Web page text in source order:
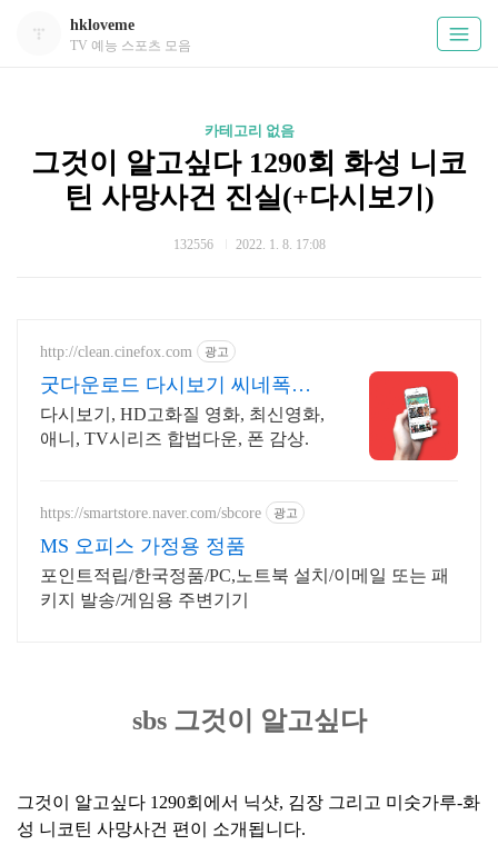
hkloveme
TV 예능 스포츠 모음
카테고리 없음
그것이 알고싶다 1290회 화성 니코
틴 사망사건 진실(+다시보기)
132556 2022. 1. 8. 17:08
http://clean.cinefox.com 광고
굿다운로드 다시보기 씨네폭스
중드 일드 30%할인
다시보기, HD고화질 영화, 최신영화,
애니, TV시리즈 합법다운, 폰 감상.
https://smartstore.naver.com/sbcore 광고
MS 오피스 가정용 정품
포인트적립/한국정품/PC,노트북 설치/이메일 또는 패
키지 발송/게임용 주변기기
sbs 그것이 알고싶다
그것이 알고싶다 1290회에서 닉샷, 김장 그리고 미숫가루-화
성 니코틴 사망사건 편이 소개됩니다.